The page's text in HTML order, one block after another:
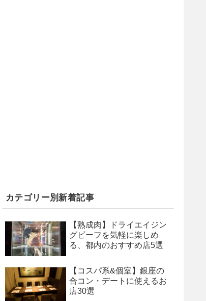
カテゴリー別新着記事
【熟成肉】ドライエイジン
グビーフを気軽に楽しめ
る、都内のおすすめ店5選
【コスパ系&個室】銀座の
合コン・デートに使えるお
店30選